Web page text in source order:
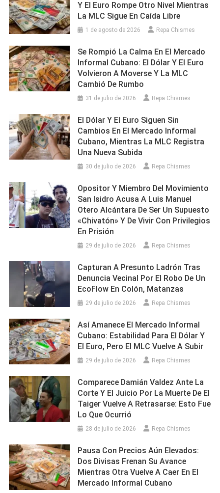
Y El Euro Rompe Otro Nivel Mientras
La MLC Sigue En Caída Libre
1 de agosto de 2026 Repa Chismes
Se Rompió La Calma En El Mercado
Informal Cubano: El Dólar Y El Euro
Volvieron A Moverse Y La MLC
Cambió De Rumbo
31 de julio de 2026 Repa Chismes
El Dólar Y El Euro Siguen Sin
Cambios En El Mercado Informal
Cubano, Mientras La MLC Registra
Una Nueva Subida
30 de julio de 2026 Repa Chismes
Opositor Y Miembro Del Movimiento
San Isidro Acusa A Luis Manuel
Otero Alcántara De Ser Un Supuesto
«chivatón» Y De Vivir Con Privilegios
En Prisión
29 de julio de 2026 Repa Chismes
Capturan A Presunto Ladrón Tras
Denuncia Vecinal Por El Robo De Un
EcoFlow En Colón, Matanzas
29 de julio de 2026 Repa Chismes
Así Amanece El Mercado Informal
Cubano: Estabilidad Para El Dólar Y
El Euro, Pero El MLC Vuelve A Subir
29 de julio de 2026 Repa Chismes
Comparece Damián Valdez Ante La
Corte Y El Juicio Por La Muerte De El
Taiger Vuelve A Retrasarse: Esto Fue
Lo Que Ocurrió
28 de julio de 2026 Repa Chismes
Pausa Con Precios Aún Elevados:
Dos Divisas Frenan Su Avance
Mientras Otra Vuelve A Caer En El
Mercado Informal Cubano